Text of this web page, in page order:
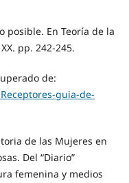
posible. En Teoría de la
pp. 242-245.
de:
guia-de-
de las Mujeres en
Del “Diario”
femenina y medios